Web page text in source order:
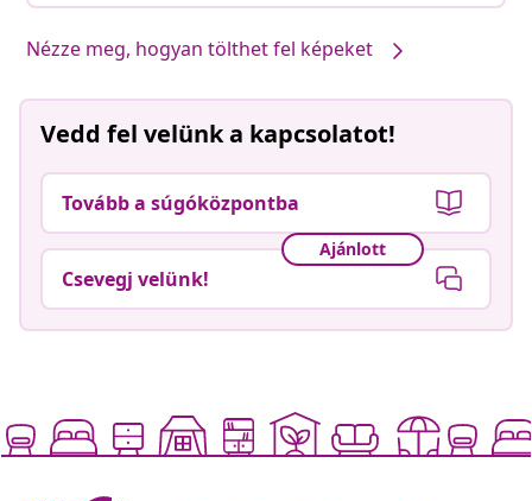
Nézze meg, hogyan tölthet fel képeket
Vedd fel velünk a kapcsolatot!
Tovább a súgóközpontba
Ajánlott
Csevegj velünk!